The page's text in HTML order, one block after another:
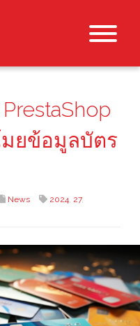
มยข้อมูลบัตร
News 2024, 27,